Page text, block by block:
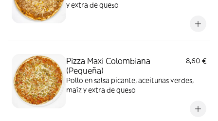
y extra de queso
Pizza Maxi Colombiana
(Pequeña)
8,60 €
Pollo en salsa picante, aceitunas verdes,
maíz y extra de queso